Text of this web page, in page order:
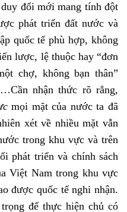
đổi mới mang tính đột
phát triển đất nước và
quốc tế phù hợp, không
lược, lệ thuộc hay “đơn
chợ, không bạn thân”
nhận thức rõ rẳng,
mọi mặt của nước ta đã
xét về nhiều mặt vẫn
trong khu vực và trên
phát triển và chính sách
Việt Nam trong khu vực
được quốc tế nghi nhận.
để thực hiện chủ có